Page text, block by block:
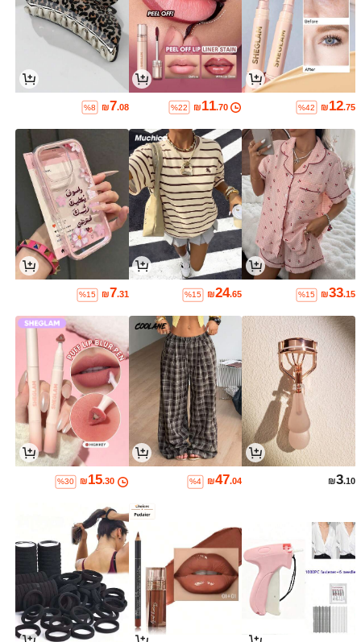
₪12.75
%42
₪11.70
%22
₪7.08
%8
₪33.15
%15
₪24.65
%15
₪7.31
%15
₪3.10
₪47.04
%4
₪15.30
%30